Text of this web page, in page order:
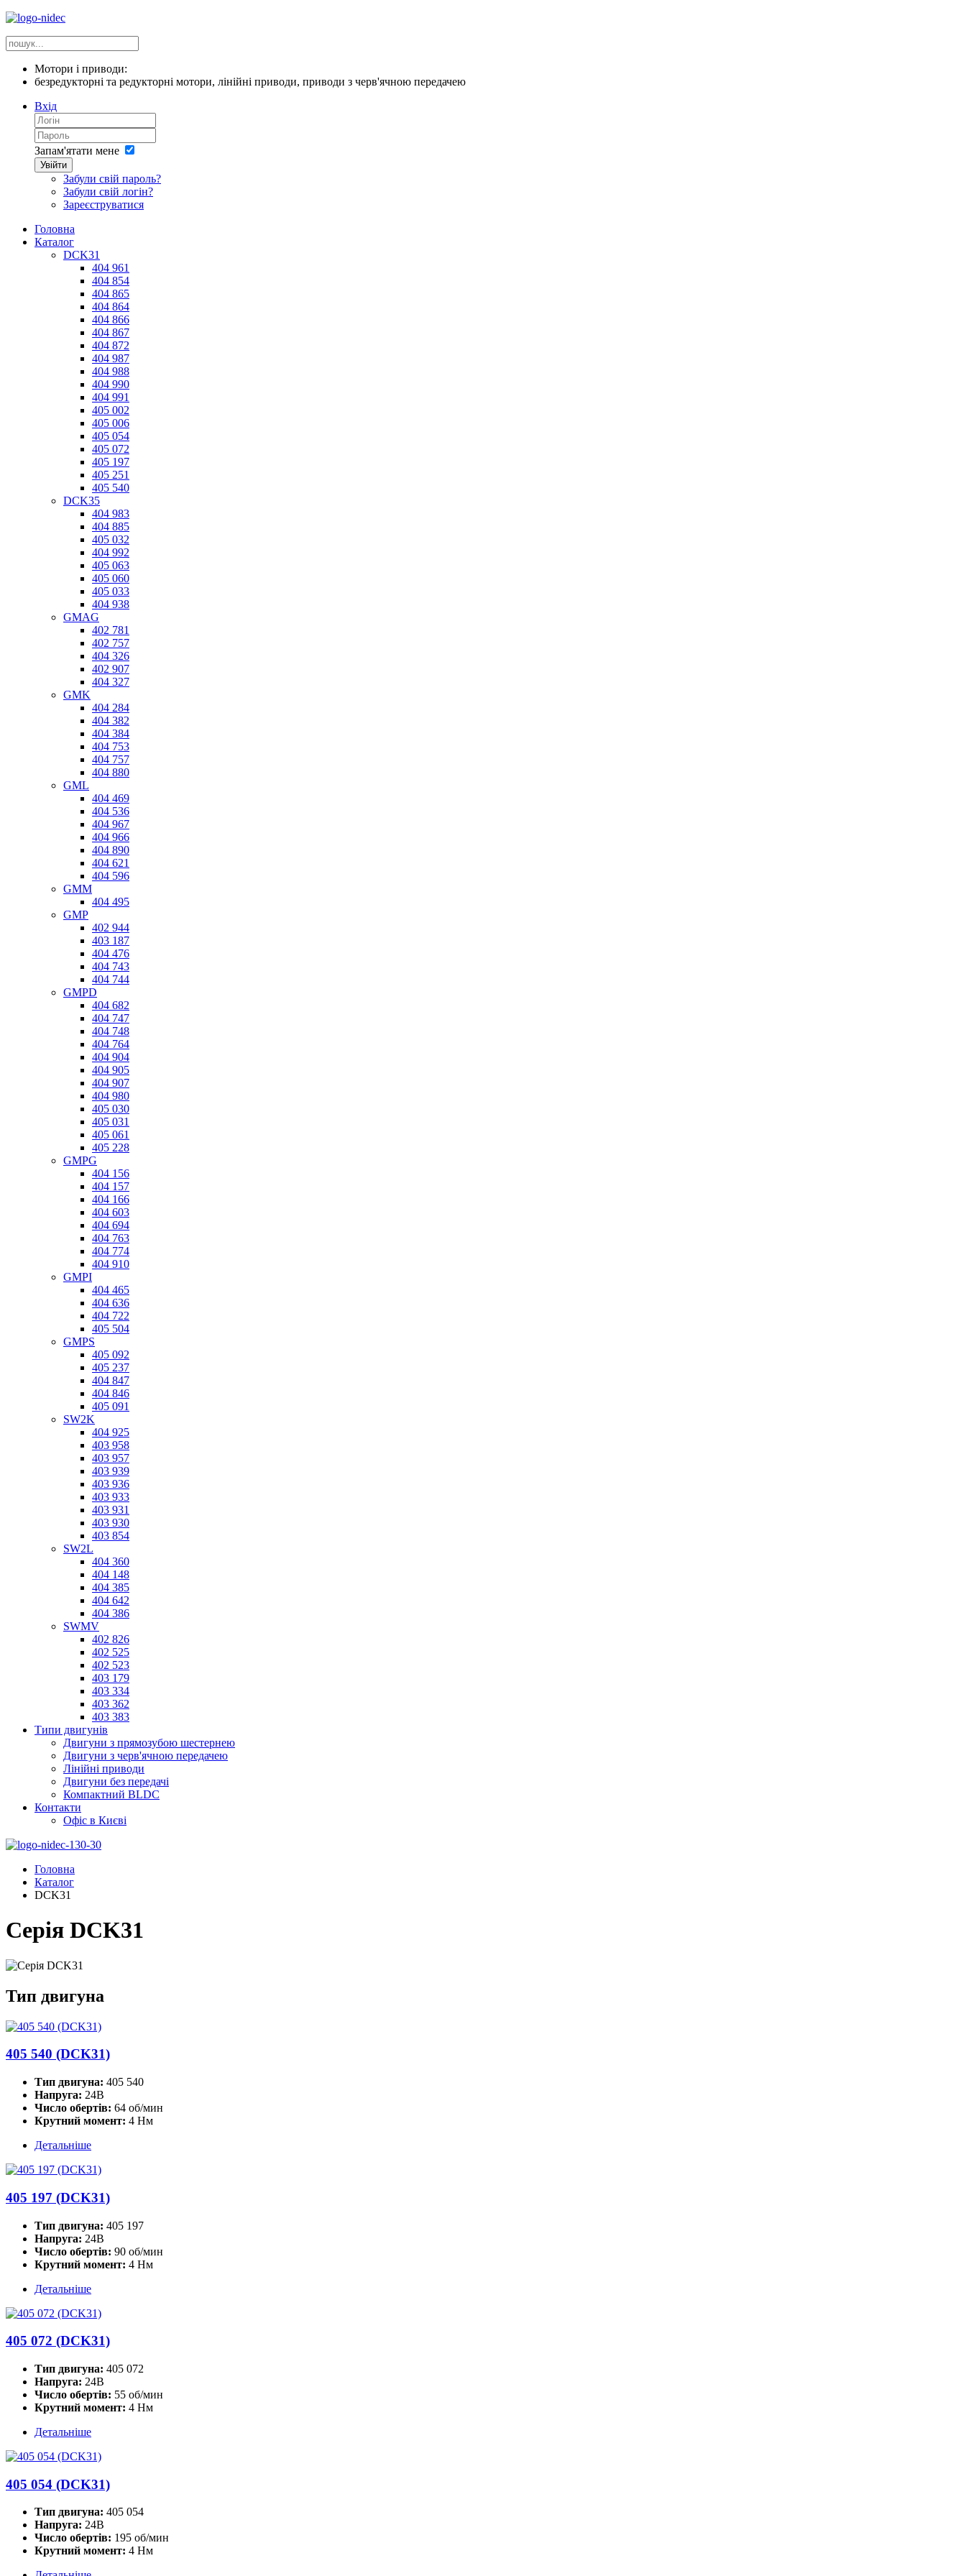
Мотори і приводи:
безредукторні та редукторні мотори, лінійні приводи, приводи з черв'ячною передачею
Вхід
Запам'ятати мене
Увійти
Забули свій пароль?
Забули свій логін?
Зареєструватися
Головна
Каталог
DCK31
404 961
404 854
404 865
404 864
404 866
404 867
404 872
404 987
404 988
404 990
404 991
405 002
405 006
405 054
405 072
405 197
405 251
405 540
DCK35
404 983
404 885
405 032
404 992
405 063
405 060
405 033
404 938
GMAG
402 781
402 757
404 326
402 907
404 327
GMK
404 284
404 382
404 384
404 753
404 757
404 880
GML
404 469
404 536
404 967
404 966
404 890
404 621
404 596
GMM
404 495
GMP
402 944
403 187
404 476
404 743
404 744
GMPD
404 682
404 747
404 748
404 764
404 904
404 905
404 907
404 980
405 030
405 031
405 061
405 228
GMPG
404 156
404 157
404 166
404 603
404 694
404 763
404 774
404 910
GMPI
404 465
404 636
404 722
405 504
GMPS
405 092
405 237
404 847
404 846
405 091
SW2K
404 925
403 958
403 957
403 939
403 936
403 933
403 931
403 930
403 854
SW2L
404 360
404 148
404 385
404 642
404 386
SWMV
402 826
402 525
402 523
403 179
403 334
403 362
403 383
Типи двигунів
Двигуни з прямозубою шестернею
Двигуни з черв'ячною передачею
Лінійні приводи
Двигуни без передачі
Компактний BLDC
Контакти
Офіс в Києві
Головна
Каталог
DCK31
Серія DCK31
Тип двигуна
405 540 (DCK31)
Тип двигуна: 405 540
Напруга: 24В
Число обертів: 64 об/мин
Крутний момент: 4 Нм
Детальніше
405 197 (DCK31)
Тип двигуна: 405 197
Напруга: 24В
Число обертів: 90 об/мин
Крутний момент: 4 Нм
Детальніше
405 072 (DCK31)
Тип двигуна: 405 072
Напруга: 24В
Число обертів: 55 об/мин
Крутний момент: 4 Нм
Детальніше
405 054 (DCK31)
Тип двигуна: 405 054
Напруга: 24В
Число обертів: 195 об/мин
Крутний момент: 4 Нм